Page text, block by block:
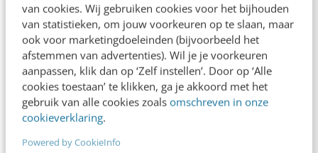
van cookies. Wij gebruiken cookies voor het bijhouden
van statistieken, om jouw voorkeuren op te slaan, maar
ook voor marketingdoeleinden (bijvoorbeeld het
afstemmen van advertenties). Wil je je voorkeuren
aanpassen, klik dan op ‘Zelf instellen’. Door op ‘Alle
cookies toestaan’ te klikken, ga je akkoord met het
gebruik van alle cookies zoals omschreven in onze
cookieverklaring.
Powered by CookieInfo
en Twitter nog de hoofdrol, waardoor accounts
die in een andere taal communiceren lastig te
begrijpen zijn. Op Instagram, waar beeld de
hoofdrol speelt, wordt de taalbarrière
weggehaald. Beeld begrijpt iedereen en met
behulp van emoji, die universeel begrepen
worden, kun je reageren. Het is dan ook niet